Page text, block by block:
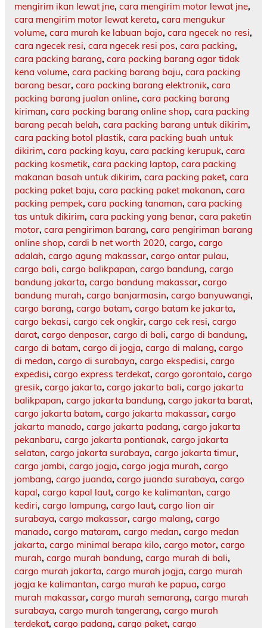
mengirim ikan lewat jne, cara mengirim motor lewat jne,
cara mengirim motor lewat kereta, cara mengukur
volume, cara murah ke labuan bajo, cara ngecek no resi,
cara ngecek resi, cara ngecek resi pos, cara packing,
cara packing barang, cara packing barang agar tidak
kena volume, cara packing barang baju, cara packing
barang besar, cara packing barang elektronik, cara
packing barang jualan online, cara packing barang
kiriman, cara packing barang online shop, cara packing
barang pecah belah, cara packing barang untuk dikirim,
cara packing botol plastik, cara packing buah untuk
dikirim, cara packing kayu, cara packing kerupuk, cara
packing kosmetik, cara packing laptop, cara packing
makanan basah untuk dikirim, cara packing paket, cara
packing paket baju, cara packing paket makanan, cara
packing pempek, cara packing tanaman, cara packing
tas untuk dikirim, cara packing yang benar, cara paketin
motor, cara pengiriman barang, cara pengiriman barang
online shop, cardi b net worth 2020, cargo, cargo
adalah, cargo agung makassar, cargo antar pulau,
cargo bali, cargo balikpapan, cargo bandung, cargo
bandung jakarta, cargo bandung makassar, cargo
bandung murah, cargo banjarmasin, cargo banyuwangi,
cargo barang, cargo batam, cargo batam ke jakarta,
cargo bekasi, cargo cek ongkir, cargo cek resi, cargo
darat, cargo denpasar, cargo di bali, cargo di bandung,
cargo di batam, cargo di jogja, cargo di malang, cargo
di medan, cargo di surabaya, cargo ekspedisi, cargo
expedisi, cargo express terdekat, cargo gorontalo, cargo
gresik, cargo jakarta, cargo jakarta bali, cargo jakarta
balikpapan, cargo jakarta bandung, cargo jakarta barat,
cargo jakarta batam, cargo jakarta makassar, cargo
jakarta manado, cargo jakarta padang, cargo jakarta
pekanbaru, cargo jakarta pontianak, cargo jakarta
selatan, cargo jakarta surabaya, cargo jakarta timur,
cargo jambi, cargo jogja, cargo jogja murah, cargo
jombang, cargo juanda, cargo juanda surabaya, cargo
kapal, cargo kapal laut, cargo ke kalimantan, cargo
kediri, cargo lampung, cargo laut, cargo lion air
surabaya, cargo makassar, cargo malang, cargo
manado, cargo mataram, cargo medan, cargo medan
jakarta, cargo minimal berapa kilo, cargo motor, cargo
murah, cargo murah bandung, cargo murah di bali,
cargo murah jakarta, cargo murah jogja, cargo murah
jogja ke kalimantan, cargo murah ke papua, cargo
murah makassar, cargo murah semarang, cargo murah
surabaya, cargo murah tangerang, cargo murah
terdekat, cargo padang, cargo paket, cargo